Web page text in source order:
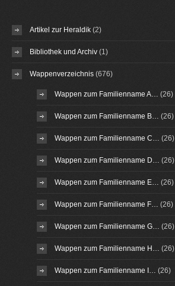
Artikel zur Heraldik (2)
Bibliothek und Archiv (1)
Wappenverzeichnis (676)
Wappen zum Familienname A… (26)
Wappen zum Familienname B… (26)
Wappen zum Familienname C… (26)
Wappen zum Familienname D… (26)
Wappen zum Familienname E… (26)
Wappen zum Familienname F… (26)
Wappen zum Familienname G… (26)
Wappen zum Familienname H… (26)
Wappen zum Familienname I… (26)